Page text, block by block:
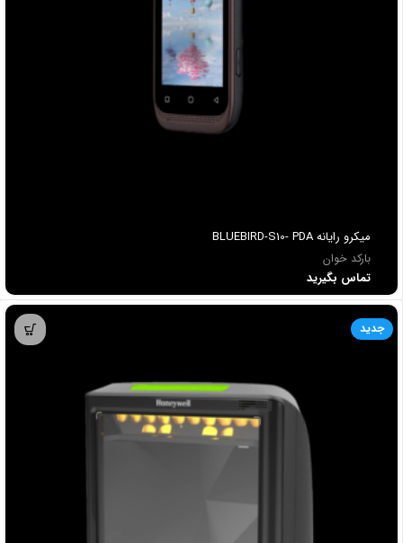
ميكرو رايانه BLUEBIRD-S10- PDA
بارکد خوان
تماس بگیرید
جدید